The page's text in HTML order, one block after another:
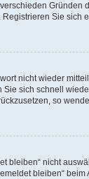
Sie sich
nicht wieder
Sie sich schnell
so
bleiben“ nicht
bleiben“